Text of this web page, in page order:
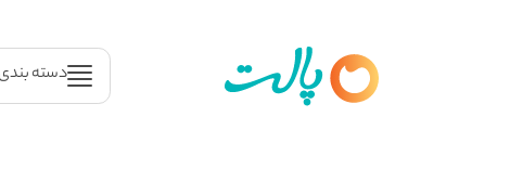
دسته